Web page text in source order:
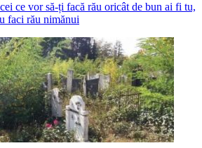
ce vor să-ți facă rău oricât de bun ai fi tu,
faci rău nimănui